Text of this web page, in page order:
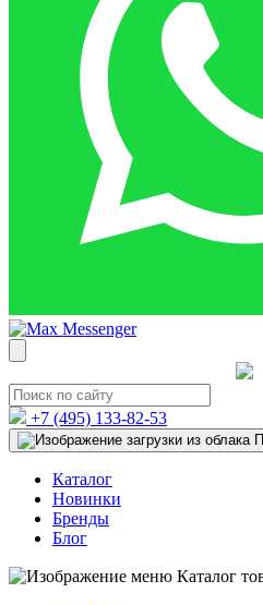
+7 (495) 133-82-53
Каталог
Новинки
Бренды
Блог
Каталог